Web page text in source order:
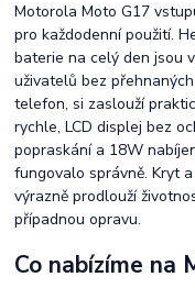
Motorola Moto G17
pro každodenní použití.
baterie na celý den jsou
uživatelů bez
telefon, si zaslouží
rychle, LCD displej bez
popraskání a 18W
fungovalo správně. Kryt
výrazně prodlouží
případnou opravu.
Co nabízíme na